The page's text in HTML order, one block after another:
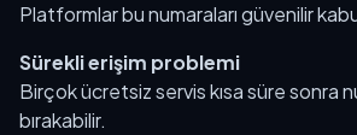
Platformlar bu numaraları güvenilir
Sürekli erişim problemi
Birçok ücretsiz servis kısa süre sonra
bırakabilir.